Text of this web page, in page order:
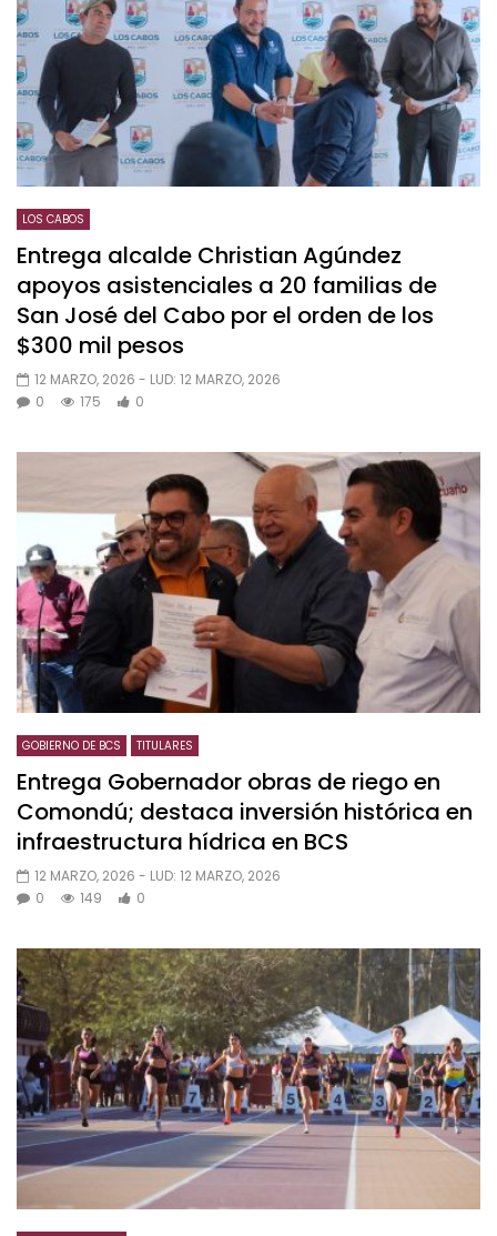
LOS CABOS
Entrega alcalde Christian Agúndez
apoyos asistenciales a 20 familias de
San José del Cabo por el orden de los
$300 mil pesos
12 MARZO, 2026 - LUD: 12 MARZO, 2026
0
175 0
GOBIERNO DE BCS TITULARES
Entrega Gobernador obras de riego en
Comondú; destaca inversión histórica en
infraestructura hídrica en BCS
12 MARZO, 2026 - LUD: 12 MARZO, 2026
0
149 0